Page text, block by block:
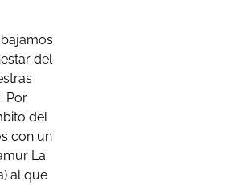
del
Por
del
con un
La
al que